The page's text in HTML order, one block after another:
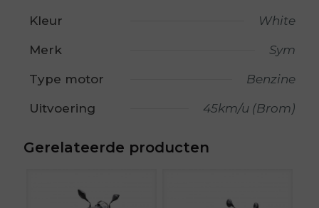
Kleur White
Merk Sym
Type motor Benzine
Uitvoering 45km/u (Brom)
Gerelateerde producten